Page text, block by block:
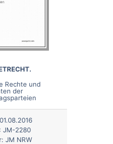
Rechte und
der
01.08.2016
JM-2280
JM NRW